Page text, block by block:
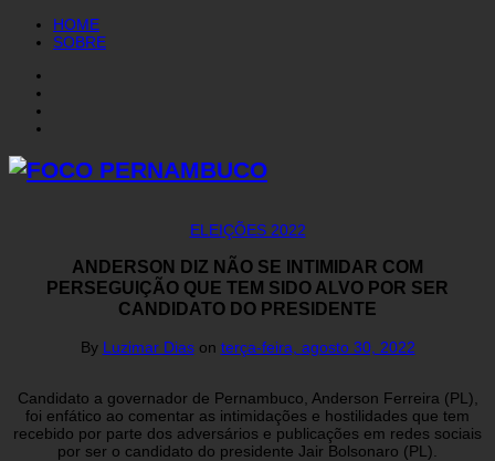
HOME
SOBRE
ELEIÇÕES 2022
ANDERSON DIZ NÃO SE INTIMIDAR COM
PERSEGUIÇÃO QUE TEM SIDO ALVO POR SER
CANDIDATO DO PRESIDENTE
By Luzimar Dias on terça-feira, agosto 30, 2022
Candidato a governador de Pernambuco, Anderson Ferreira (PL),
foi enfático ao comentar as intimidações e hostilidades que tem
recebido por parte dos adversários e publicações em redes sociais
por ser o candidato do presidente Jair Bolsonaro (PL).